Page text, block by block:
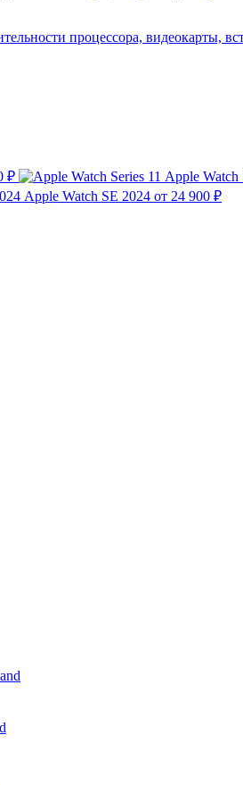
процессора, видеокарты,
₽ Apple Watch
Apple Watch SE 2024 от 24 900 ₽